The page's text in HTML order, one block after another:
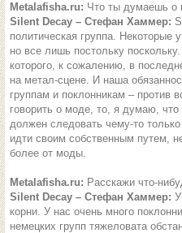
Metalafisha.ru: Что ты думаешь о
Silent Decay – Стефан Хаммер:
политическая группа. Некоторые
но все лишь постольку
которого, к сожалению, в
на метал-сцене. И наша
группам и поклонникам – против
говорить о моде, то, я думаю,
должен следовать чему-то
идти своим собственным путем,
более от моды.
Metalafisha.ru: Расскажи что-
Silent Decay – Стефан Хаммер:
корни. У нас очень много
немецких групп тяжеловата